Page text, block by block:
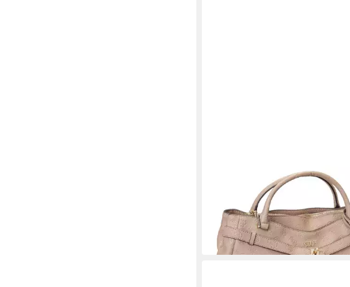
UVP145,00 €
lieferbar - in 2-3 Werktagen bei dir